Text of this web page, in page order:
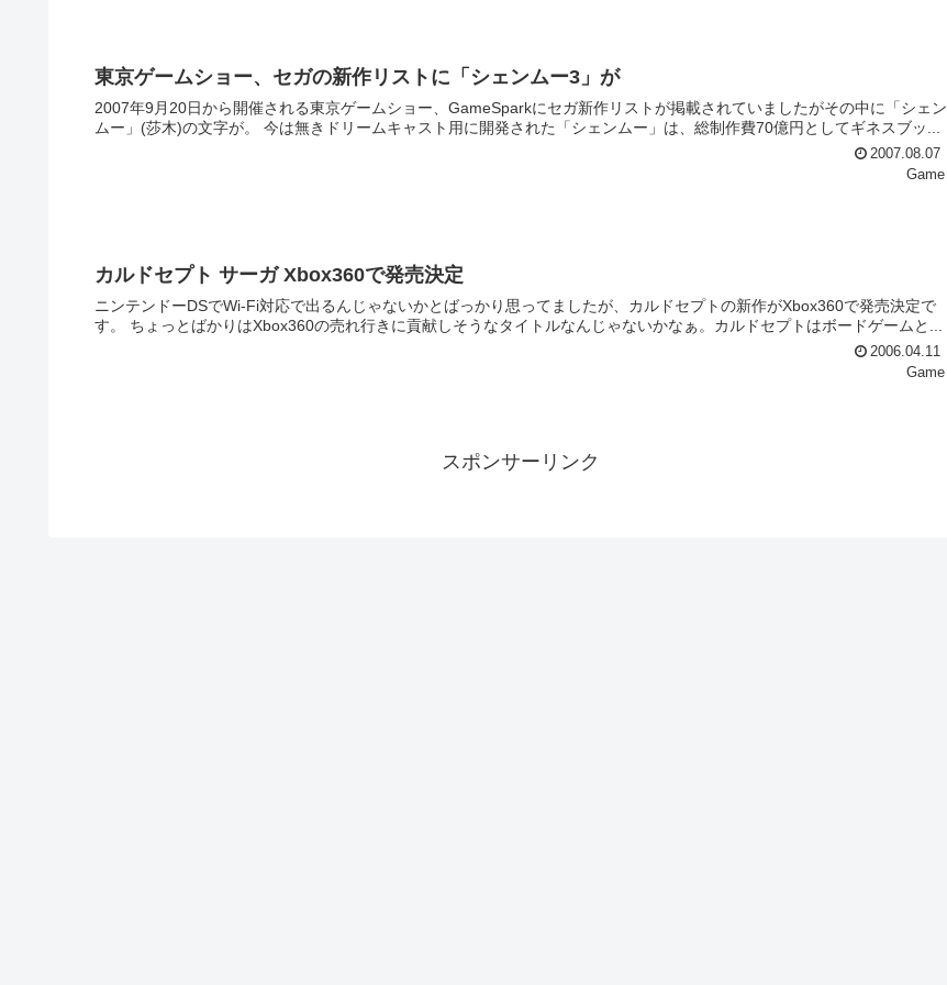
東京ゲームショー、セガの新作リストに「シェンムー3」が
2007年9月20日から開催される東京ゲームショー、GameSparkにセガ新作リストが掲載されていましたがその中に「シェン
ムー」(莎木)の文字が。 今は無きドリームキャスト用に開発された「シェンムー」は、総制作費70億円としてギネスブッ...
2007.08.07
Game
カルドセプト サーガ Xbox360で発売決定
ニンテンドーDSでWi-Fi対応で出るんじゃないかとばっかり思ってましたが、カルドセプトの新作がXbox360で発売決定で
す。 ちょっとばかりはXbox360の売れ行きに貢献しそうなタイトルなんじゃないかなぁ。カルドセプトはボードゲームと...
2006.04.11
Game
スポンサーリンク